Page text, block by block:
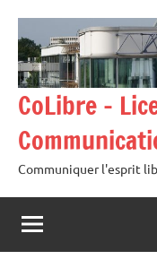
contenu
CoLibre –
Communiquer l'esprit